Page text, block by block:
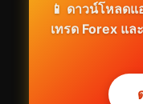
📱 ดาวน์โหลด
เทรด Forex แล